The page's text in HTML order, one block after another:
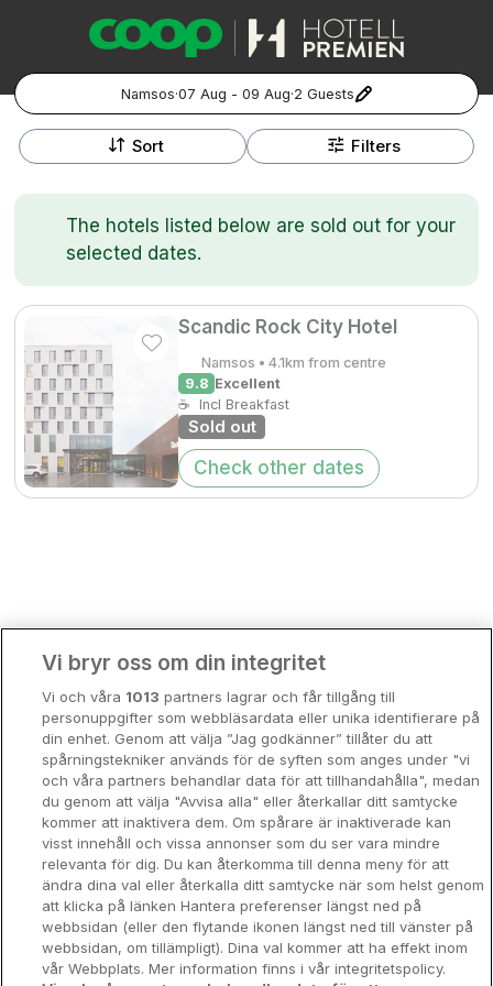
Namsos·07 Aug - 09 Aug·2 Guests
Popular Destinations:
Stockholm
Göteborg
Malmö
Hela Norge
Oslo
Sort Filters
+
−
The hotels listed below are sold out for your
selected dates.
Scandic Rock City Hotel
Namsos • 4.1km from centre
9.8 Excellent
☕
Incl Breakfast
Sold out
Check other dates
Gift VouchersCoop.seManage Preferences
Registrera ditt hotell
Hotellweekend
Familjerum
Storstadsweekend
Hotellrum under 995 kr
Spahotell
Sydsverige
Om Hotellpremien
Nya hotell
Stadsweekend
Vi bryr oss om din integritet
Vi och våra 1013 partners lagrar och får tillgång till
personuppgifter som webbläsardata eller unika identifierare på
din enhet. Genom att välja ”Jag godkänner” tillåter du att
spårningstekniker används för de syften som anges under "vi
och våra partners behandlar data för att tillhandahålla", medan
du genom att välja "Avvisa alla" eller återkallar ditt samtycke
kommer att inaktivera dem. Om spårare är inaktiverade kan
visst innehåll och vissa annonser som du ser vara mindre
relevanta för dig. Du kan återkomma till denna meny för att
ändra dina val eller återkalla ditt samtycke när som helst genom
att klicka på länken Hantera preferenser längst ned på
webbsidan (eller den flytande ikonen längst ned till vänster på
webbsidan, om tillämpligt). Dina val kommer att ha effekt inom
vår Webbplats. Mer information finns i vår integritetspolicy.